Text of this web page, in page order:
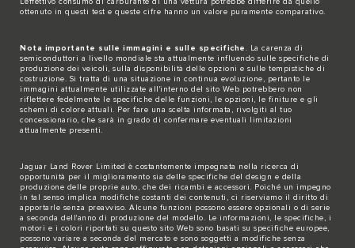
ottenuto in questi test e queste cifre hanno un valore puramente comparativo.
Nota importante sulle immagini e sulle specifiche
. La carenza di
semiconduttori a livello mondiale sta attualmente influendo sulle specifiche di
produzione dei veicoli, sulla disponibilità delle opzioni e sulle tempistiche di
costruzione. Si tratta di una situazione in continua evoluzione, pertanto le
immagini attualmente utilizzate all'interno del sito Web potrebbero non
riflettere fedelmente le specifiche delle funzioni, le opzioni, le finiture e gli
schemi di colore attuali. Per fare una scelta informata, rivolgiti al tuo
concessionario, che sarà in grado di confermare eventuali limitazioni
attualmente presenti.
Jaguar Land Rover Limited è costantemente impegnata nella ricerca di
opportunità per il miglioramento sia delle specifiche del design e della
produzione delle proprie auto, che dei ricambi e accessori. Poiché un impegno
in tal senso implica modifiche costanti dei contenuti, ci riserviamo il diritto di
apportarle senza preavviso. Alcune funzioni possono essere opzionali o di serie
a seconda dell'anno di produzione del modello. Le informazioni, le specifiche, i
motori e i colori riportati su questo sito Web sono basati su specifiche europee,
possono variare a seconda del mercato e sono soggetti a modifiche senza